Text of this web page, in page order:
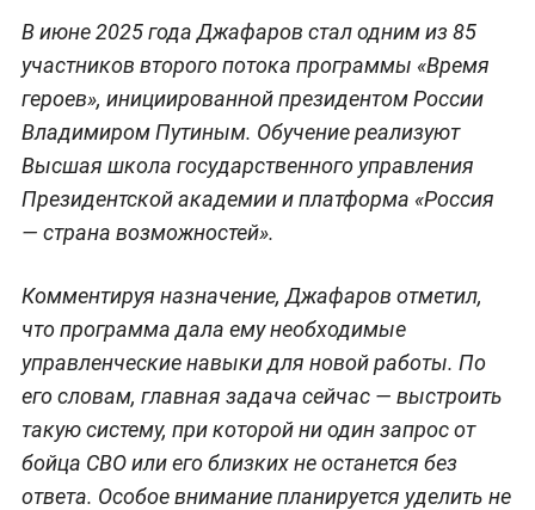
В июне 2025 года Джафаров стал одним из 85
участников второго потока программы «Время
героев», инициированной президентом России
Владимиром Путиным. Обучение реализуют
Высшая школа государственного управления
Президентской академии и платформа «Россия
— страна возможностей».
Комментируя назначение, Джафаров отметил,
что программа дала ему необходимые
управленческие навыки для новой работы. По
его словам, главная задача сейчас — выстроить
такую систему, при которой ни один запрос от
бойца СВО или его близких не останется без
ответа. Особое внимание планируется уделить не